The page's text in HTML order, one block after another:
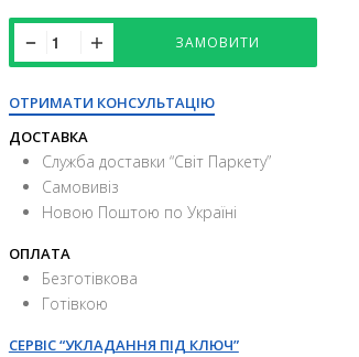
ЗАМОВИТИ
ОТРИМАТИ КОНСУЛЬТАЦІЮ
ДОСТАВКА
Служба доставки “Свiт Паркету”
Самовивіз
Новою Поштою по Україні
ОПЛАТА
Безготівкова
Готівкою
СЕРВІС “УКЛАДАННЯ ПІД КЛЮЧ”